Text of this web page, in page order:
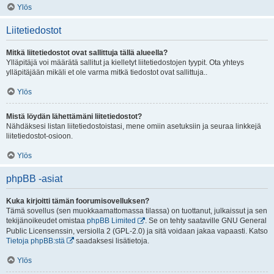
Ylös
Liitetiedostot
Mitkä liitetiedostot ovat sallittuja tällä alueella?
Ylläpitäjä voi määrätä sallitut ja kielletyt liitetiedostojen tyypit. Ota yhteys
ylläpitäjään mikäli et ole varma mitkä tiedostot ovat sallittuja..
Ylös
Mistä löydän lähettämäni liitetiedostot?
Nähdäksesi listan liitetiedostoistasi, mene omiin asetuksiin ja seuraa linkkejä
liitetiedostot-osioon.
Ylös
phpBB -asiat
Kuka kirjoitti tämän foorumisovelluksen?
Tämä sovellus (sen muokkaamattomassa tilassa) on tuottanut, julkaissut ja sen
tekijänoikeudet omistaa phpBB Limited
. Se on tehty saataville GNU General
Public Licensenssin, versiolla 2 (GPL-2.0) ja sitä voidaan jakaa vapaasti. Katso
Tietoja phpBB:stä
saadaksesi lisätietoja.
Ylös